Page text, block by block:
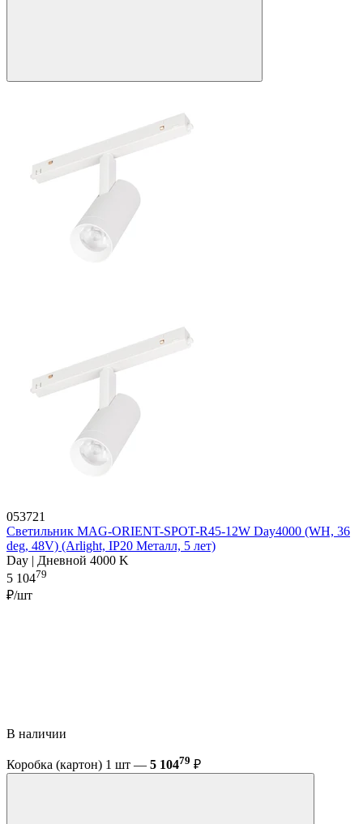
053721
Светильник MAG-ORIENT-SPOT-R45-12W Day4000 (WH, 36
deg, 48V) (Arlight, IP20 Металл, 5 лет)
Day | Дневной 4000 K
5 10479
₽/шт
В наличии
Коробка (картон) 1 шт — 5 10479 ₽